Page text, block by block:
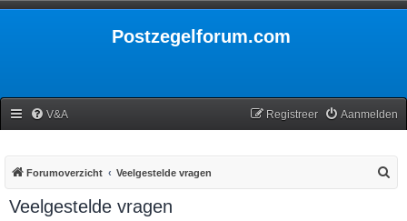
Postzegelforum.com
V&A Aanmelden
Registreer
Forumoverzicht Veelgestelde vragen
Veelgestelde vragen